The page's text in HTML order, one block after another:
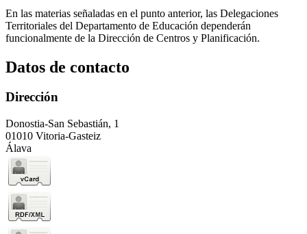
En las materias señaladas en el punto anterior, las Delegaciones
Territoriales del Departamento de Educación dependerán
funcionalmente de la Dirección de Centros y Planificación.
Datos de contacto
Dirección
Donostia-San Sebastián, 1
01010 Vitoria-Gasteiz
Álava